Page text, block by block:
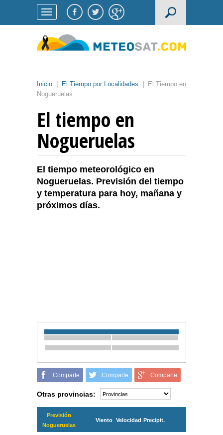
Inicio El Tiempo por Localidades
El Tiempo en
Nogueruelas
El tiempo en
Nogueruelas
El tiempo meteorológico en
Nogueruelas. Previsión del tiempo
y temperatura para hoy, mañana y
próximos días.
Comparte Comparte Comparte
Otras provincias:
Previsión
Nogueruelas
Viento Velocidad Precipit.